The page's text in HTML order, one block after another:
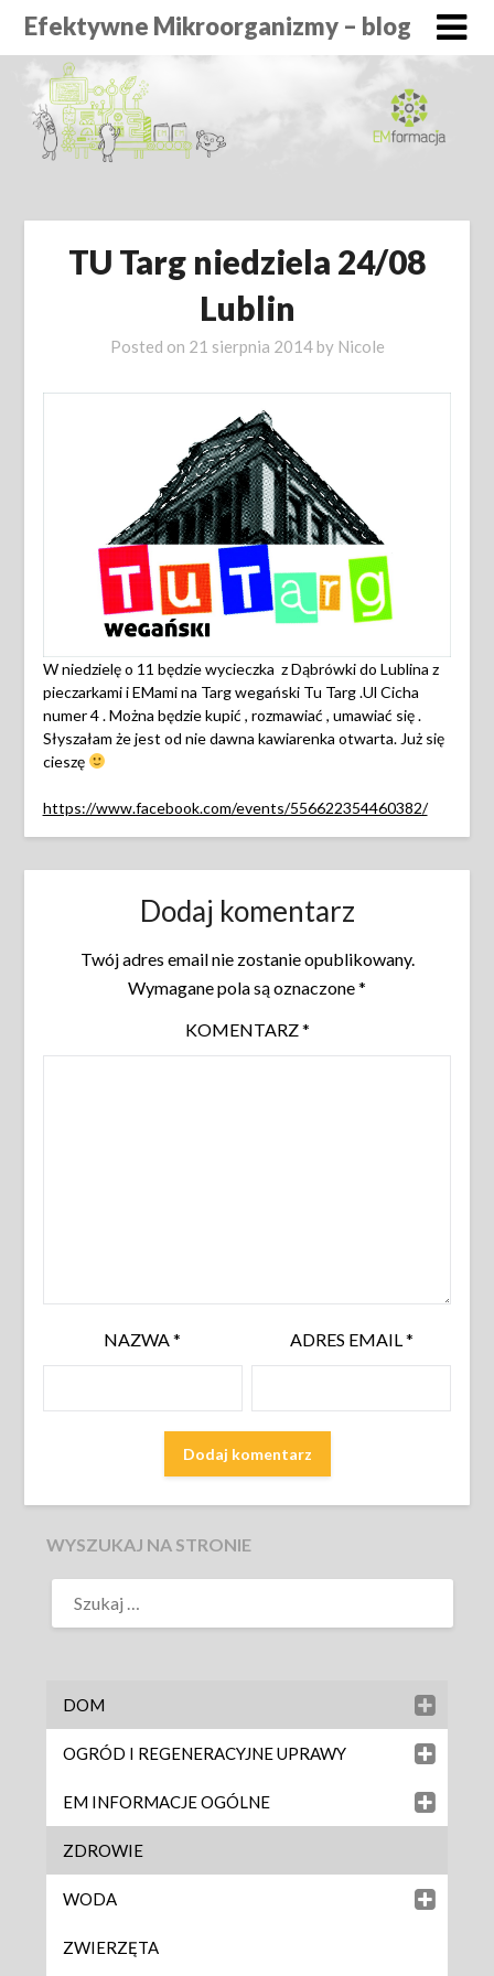
Efektywne Mikroorganizmy – blog
TU Targ niedziela 24/08
Lublin
Posted on 21 sierpnia 2014by Nicole
W niedzielę o 11 będzie wycieczka z Dąbrówki do Lublina z
pieczarkami i EMami na Targ wegański Tu Targ .Ul Cicha
numer 4 . Można będzie kupić , rozmawiać , umawiać się .
Słyszałam że jest od nie dawna kawiarenka otwarta. Już się
cieszę
https://www.facebook.com/events/556622354460382/
Dodaj komentarz
Twój adres email nie zostanie opublikowany.
Wymagane pola są oznaczone*
KOMENTARZ*
NAZWA* ADRES EMAIL*
WYSZUKAJ NA STRONIE
DOM
OGRÓD I REGENERACYJNE UPRAWY
EM INFORMACJE OGÓLNE
ZDROWIE
WODA
ZWIERZĘTA